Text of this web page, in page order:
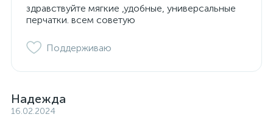
здравствуйте мягкие ,удобные, универсальные
перчатки. всем советую
Поддерживаю
Надежда
16.02.2024